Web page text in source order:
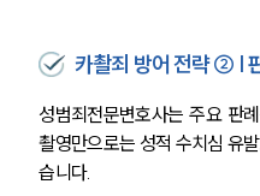
카촬죄 방어 전략 ② |
성범죄전문변호사는 주요 판
촬영만으로는 성적 수치심 유
습니다.